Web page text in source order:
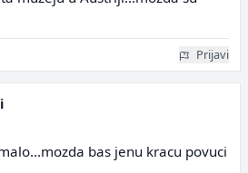
Prijavi
bas jenu kracu povuci